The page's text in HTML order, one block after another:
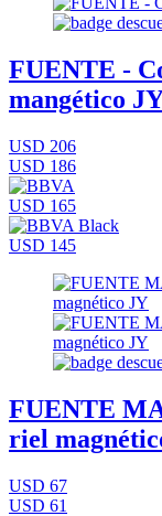
FUENTE -
mangético
USD 206
USD 186
USD 165
USD 145
FUENTE
riel
USD 67
USD 61